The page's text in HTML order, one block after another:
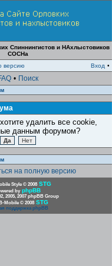
Спиннингистов и НАхлыстовиков
СОСНа
версию
Вход •
• Поиск
удалить все cookie,
данным форумом?
на полную версию
Style © 2008 STG
by phpBB
2005, 2007 phpBB Group
Mobile © 2008 STG
поддержка phpBB